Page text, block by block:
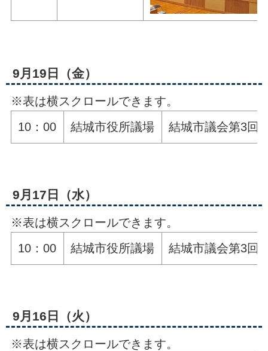
9月19日（金）
※表は横スクロールできます。
10：00
結城市役所議場 結城市議会第3
9月17日（水）
※表は横スクロールできます。
10：00
結城市役所議場 結城市議会第3回
9月16日（火）
※表は横スクロールできます。